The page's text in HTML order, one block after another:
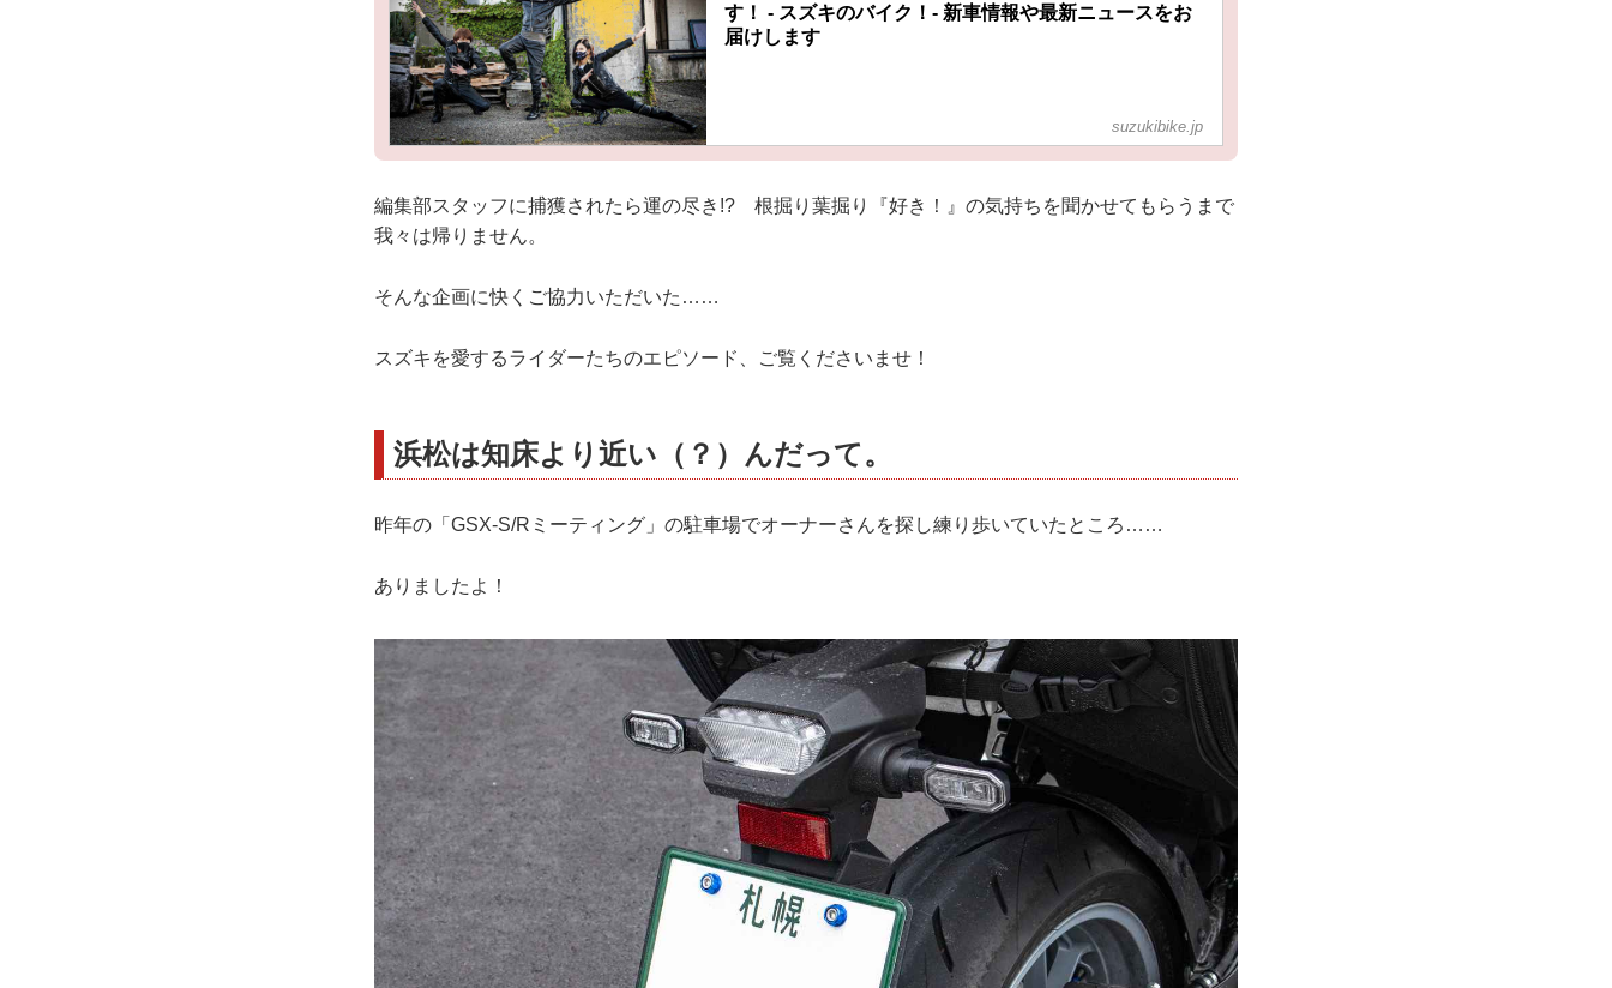
す！ - スズキのバイク！- 新車情報や最新ニュースをお
届けします
suzukibike.jp
編集部スタッフに捕獲されたら運の尽き!? 根掘り葉掘り『好き！』の気持ちを聞かせてもらうまで
我々は帰りません。
そんな企画に快くご協力いただいた……
スズキを愛するライダーたちのエピソード、ご覧くださいませ！
浜松は知床より近い（？）んだって。
昨年の「GSX-S/Rミーティング」の駐車場でオーナーさんを探し練り歩いていたところ……
ありましたよ！